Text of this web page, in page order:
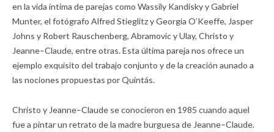
en la vida íntima de parejas como Wassily Kandisky y Gabriel
Munter, el fotógrafo Alfred Stieglitz y Georgia O’Keeffe, Jasper
Johns y Robert Rauschenberg, Abramovic y Ulay, Christo y
Jeanne–Claude, entre otras. Esta última pareja nos ofrece un
ejemplo exquisito del trabajo conjunto y de la creación aunado a
las nociones propuestas por Quintás.
Christo y Jeanne–Claude se conocieron en 1985 cuando aquel
fue a pintar un retrato de la madre burguesa de Jeanne–Claude.